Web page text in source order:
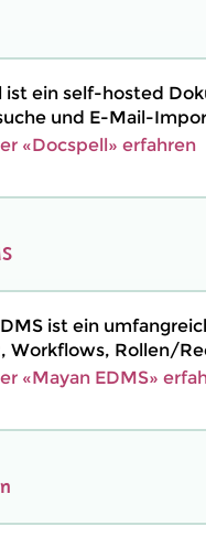
ist ein self-hosted
und E-Mail-
«Docspell» erfahren
ist ein
Workflows, Rollen/
«Mayan EDMS»